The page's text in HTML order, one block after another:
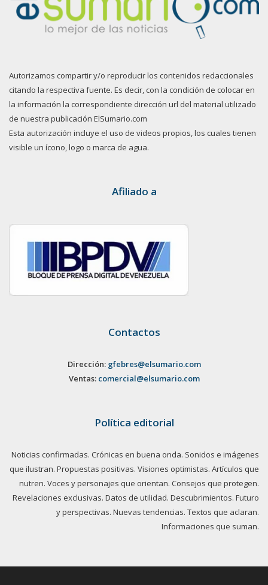
Autorizamos compartir y/o reproducir los contenidos redaccionales
citando la respectiva fuente. Es decir, con la condición de colocar en
la información la correspondiente dirección url del material utilizado
de nuestra publicación ElSumario.com
Esta autorización incluye el uso de videos propios, los cuales tienen
visible un ícono, logo o marca de agua.
Afiliado a
Contactos
Dirección: gfebres@elsumario.com
Ventas: comercial@elsumario.com
Política editorial
Noticias confirmadas. Crónicas en buena onda. Sonidos e imágenes
que ilustran. Propuestas positivas. Visiones optimistas. Artículos que
nutren. Voces y personajes que orientan. Consejos que protegen.
Revelaciones exclusivas. Datos de utilidad. Descubrimientos. Futuro
y perspectivas. Nuevas tendencias. Textos que aclaran.
Informaciones que suman.